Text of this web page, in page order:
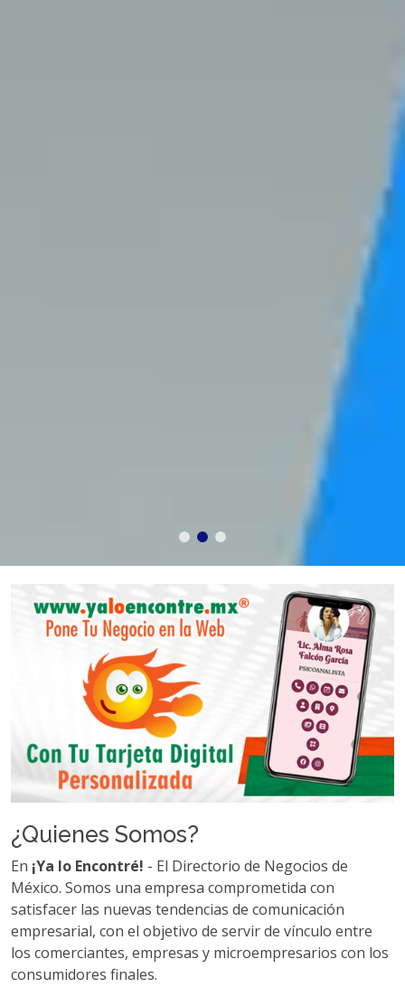
¿Quienes Somos?
En ¡Ya lo Encontré! - El Directorio de Negocios de
México. Somos una empresa comprometida con
satisfacer las nuevas tendencias de comunicación
empresarial, con el objetivo de servir de vínculo entre
los comerciantes, empresas y microempresarios con los
consumidores finales.